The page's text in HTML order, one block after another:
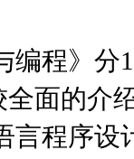
程》分
面的介
言程序设